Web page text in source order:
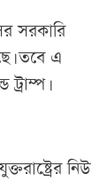
সরকারি
তবে এ
নিউ